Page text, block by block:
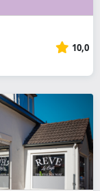
10,0